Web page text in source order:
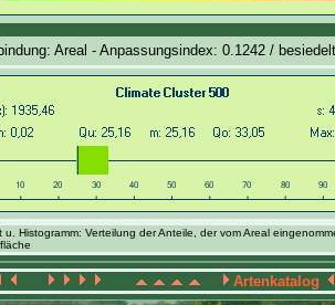
Areal - Anpassungsindex: 0.1242 /
u. Histogramm: Verteilung der Anteile, der vom Areal
Artenkatalog